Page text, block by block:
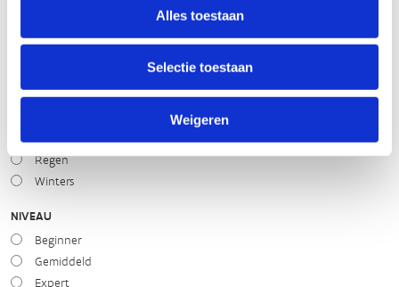
Alles toestaan
Selectie toestaan
Weigeren
goed
Droog
Bewolkt
Regen
Winters
NIVEAU
Beginner
Gemiddeld
Expert